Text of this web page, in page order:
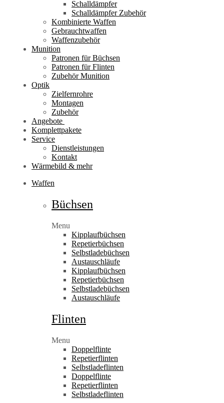
Schalldämpfer
Schalldämpfer Zubehör
Kombinierte Waffen
Gebrauchtwaffen
Waffenzubehör
Munition
Patronen für Büchsen
Patronen für Flinten
Zubehör Munition
Optik
Zielfernrohre
Montagen
Zubehör
Angebote
Komplettpakete
Service
Dienstleistungen
Kontakt
Wärmebild & mehr
Waffen
Büchsen
Menu
Kipplaufbüchsen
Repetierbüchsen
Selbstladebüchsen
Austauschläufe
Kipplaufbüchsen
Repetierbüchsen
Selbstladebüchsen
Austauschläufe
Flinten
Menu
Doppelflinte
Repetierflinten
Selbstladeflinten
Doppelflinte
Repetierflinten
Selbstladeflinten